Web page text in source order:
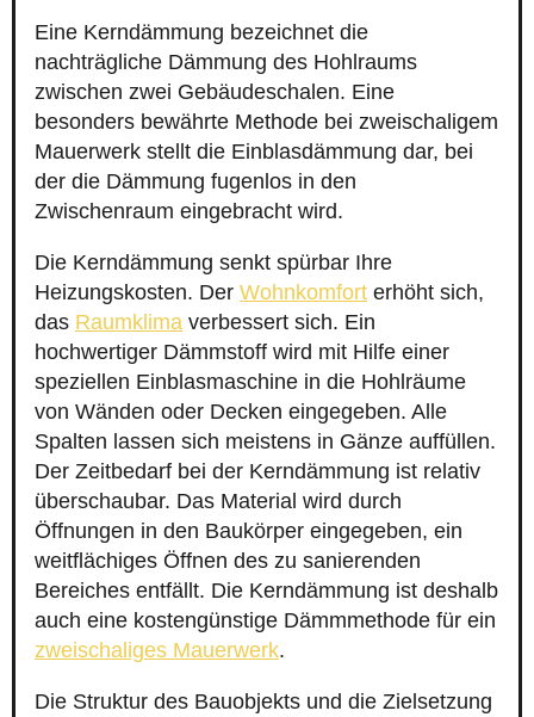
Eine Kerndämmung bezeichnet die
nachträgliche Dämmung des Hohlraums
zwischen zwei Gebäudeschalen. Eine
besonders bewährte Methode bei zweischaligem
Mauerwerk stellt die Einblasdämmung dar, bei
der die Dämmung fugenlos in den
Zwischenraum eingebracht wird.
Die Kerndämmung senkt spürbar Ihre
Heizungskosten. Der Wohnkomfort erhöht sich,
das Raumklima verbessert sich. Ein
hochwertiger Dämmstoff wird mit Hilfe einer
speziellen Einblasmaschine in die Hohlräume
von Wänden oder Decken eingegeben. Alle
Spalten lassen sich meistens in Gänze auffüllen.
Der Zeitbedarf bei der Kerndämmung ist relativ
überschaubar. Das Material wird durch
Öffnungen in den Baukörper eingegeben, ein
weitflächiges Öffnen des zu sanierenden
Bereiches entfällt. Die Kerndämmung ist deshalb
auch eine kostengünstige Dämmmethode für ein
zweischaliges Mauerwerk.
Die Struktur des Bauobjekts und die Zielsetzung